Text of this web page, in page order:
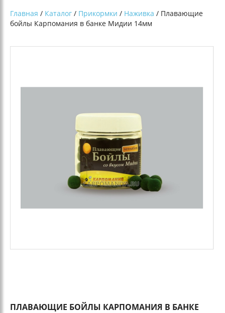
Главная / Каталог / Прикормки / Наживка / Плавающие
бойлы Карпомания в банке Мидии 14мм
ПЛАВАЮЩИЕ БОЙЛЫ КАРПОМАНИЯ В БАНКЕ